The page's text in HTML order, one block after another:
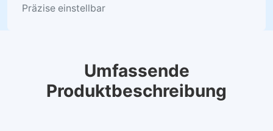
Präzise einstellbar
Umfassende
Produktbeschreibung